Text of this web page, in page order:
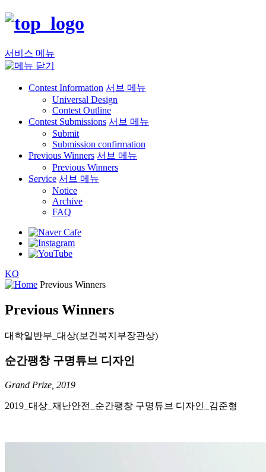
서비스 메뉴
Contest Information 서브 메뉴
Universal Design
Contest Outline
Contest Submissions 서브 메뉴
Submit
Submission confirmation
Previous Winners 서브 메뉴
Previous Winners
Service 서브 메뉴
Notice
Archive
FAQ
KO
Previous Winners
Previous Winners
대학일반부_대상(보건복지부장관상)
순간팽창 구명튜브 디자인
Grand Prize, 2019
2019_ 대상 재난안전 순간팽창 구명튜브 디자인 김준형